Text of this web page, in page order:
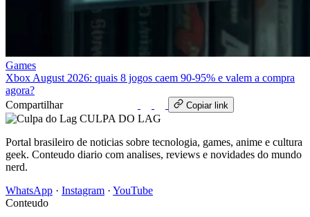
Games
Xbox August 2026: quais 8 jogos caem 90‑95% e valem a compra
agora?
Compartilhar
Copiar link
CULPA DO LAG
Portal brasileiro de noticias sobre tecnologia, games, anime e cultura
geek. Conteudo diario com analises, reviews e novidades do mundo
nerd.
WhatsApp · Instagram · YouTube
Conteudo